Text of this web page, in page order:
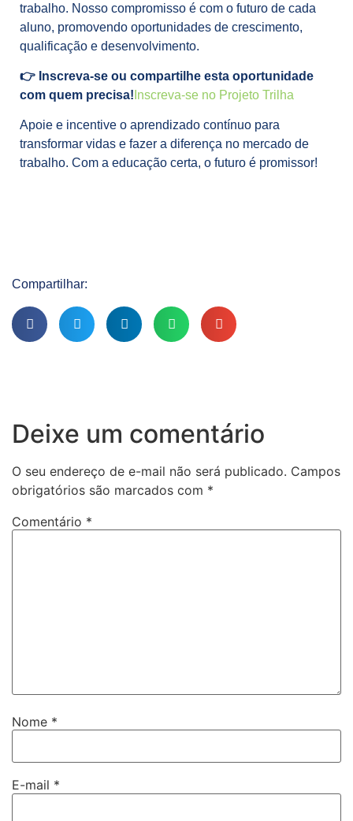
trabalho. Nosso compromisso é com o futuro de cada
aluno, promovendo oportunidades de crescimento,
qualificação e desenvolvimento.
👉 Inscreva-se ou compartilhe esta oportunidade
com quem precisa! Inscreva-se no Projeto Trilha
Apoie e incentive o aprendizado contínuo para
transformar vidas e fazer a diferença no mercado de
trabalho. Com a educação certa, o futuro é promissor!
Compartilhar:
Deixe um comentário
O seu endereço de e-mail não será publicado. Campos
obrigatórios são marcados com *
Comentário *
Nome *
E-mail *